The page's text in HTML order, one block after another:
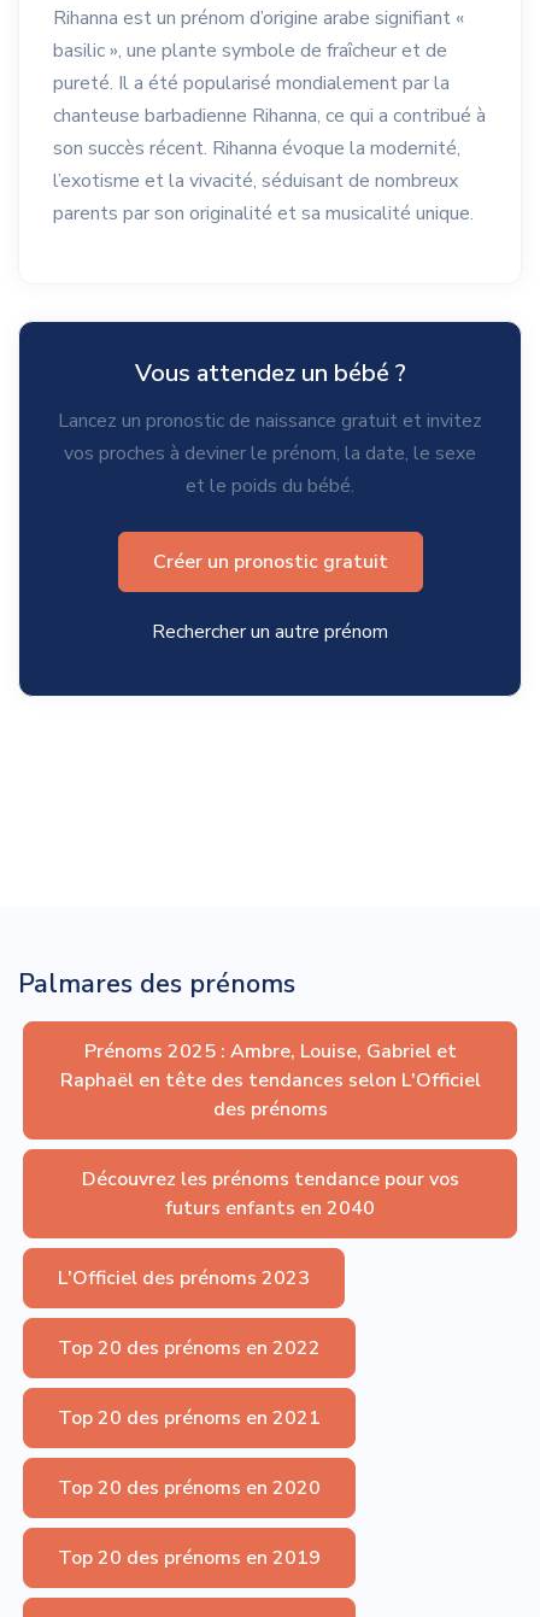
Rihanna est un prénom d’origine arabe signifiant «
basilic », une plante symbole de fraîcheur et de
pureté. Il a été popularisé mondialement par la
chanteuse barbadienne Rihanna, ce qui a contribué à
son succès récent. Rihanna évoque la modernité,
l’exotisme et la vivacité, séduisant de nombreux
parents par son originalité et sa musicalité unique.
Vous attendez un bébé ?
Lancez un pronostic de naissance gratuit et invitez
vos proches à deviner le prénom, la date, le sexe
et le poids du bébé.
Créer un pronostic gratuit
Rechercher un autre prénom
Palmares des prénoms
Prénoms 2025 : Ambre, Louise, Gabriel et
Raphaël en tête des tendances selon L'Officiel
des prénoms
Découvrez les prénoms tendance pour vos
futurs enfants en 2040
L'Officiel des prénoms 2023
Top 20 des prénoms en 2022
Top 20 des prénoms en 2021
Top 20 des prénoms en 2020
Top 20 des prénoms en 2019